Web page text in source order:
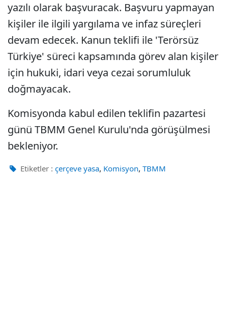
yazılı olarak başvuracak. Başvuru yapmayan
kişiler ile ilgili yargılama ve infaz süreçleri
devam edecek. Kanun teklifi ile 'Terörsüz
Türkiye' süreci kapsamında görev alan kişiler
için hukuki, idari veya cezai sorumluluk
doğmayacak.
Komisyonda kabul edilen teklifin pazartesi
günü TBMM Genel Kurulu'nda görüşülmesi
bekleniyor.
Etiketler : çerçeve yasa, Komisyon, TBMM